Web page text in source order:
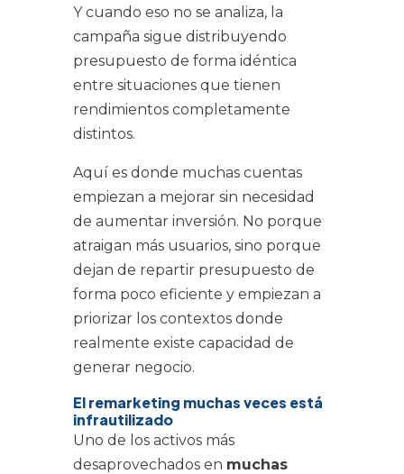
Y cuando eso no se analiza, la
campaña sigue distribuyendo
presupuesto de forma idéntica
entre situaciones que tienen
rendimientos completamente
distintos.
Aquí es donde muchas cuentas
empiezan a mejorar sin necesidad
de aumentar inversión. No porque
atraigan más usuarios, sino porque
dejan de repartir presupuesto de
forma poco eficiente y empiezan a
priorizar los contextos donde
realmente existe capacidad de
generar negocio.
El remarketing muchas veces está
infrautilizado
Uno de los activos más
desaprovechados en muchas